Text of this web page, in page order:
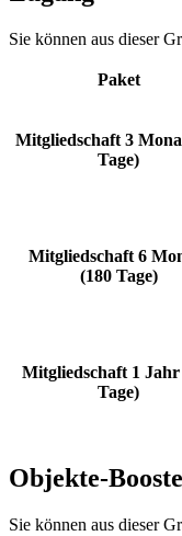
Sie können aus dieser
Paket
Mitgliedschaft 3
Tage)
Mitgliedschaft 6
(180 Tage)
Mitgliedschaft 1 Jahr
Tage)
Objekte-
Sie können aus dieser